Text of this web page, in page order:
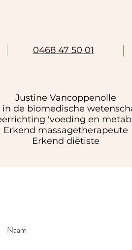
0468 47 50 01
Justine Vancoppenolle
in de biomedische
'voeding en
Erkend massagetherapeute
Erkend diëtiste
Naam